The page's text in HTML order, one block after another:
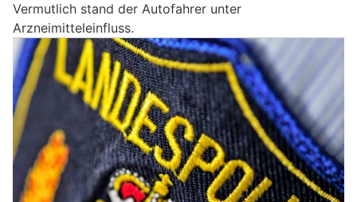
Vermutlich stand der Autofahrer unter
Arzneimitteleinfluss.